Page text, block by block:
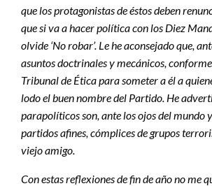
que los protagonistas de éstos deben
que si va a hacer política con los Diez
olvide ‘No robar’. Le he aconsejado que,
asuntos doctrinales y mecánicos,
Tribunal de Ética para someter a él a
lodo el buen nombre del Partido. He
parapolíticos son, ante los ojos del mundo
partidos afines, cómplices de grupos
viejo amigo.
Con estas reflexiones de fin de año no me